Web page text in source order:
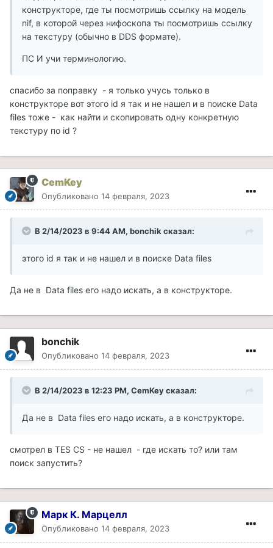
конструкторе, где ты посмотришь ссылку на модель
nif, в которой через нифоскопа ты посмотришь ссылку
на текстуру (обычно в DDS формате).
ПС И учи терминологию.
спасибо за поправку - я только учусь только в
конструкторе вот этого id я так и не нашел и в поиске Data
files тоже - как найти и скопировать одну конкретную
текстуру по id ?
CemKey
Опубликовано 14 февраля, 2023
В 2/14/2023 в 9:44 AM, bonchik сказал:
этого id я так и не нашел и в поиске Data files
Да не в Data files его надо искать, а в конструкторе.
bonchik
Опубликовано 14 февраля, 2023
В 2/14/2023 в 12:23 PM, CemKeyсказал:
Да не в Data files его надо искать, а в конструкторе.
смотрел в TES CS - не нашел - где искать то? или там
поиск запустить?
Марк К. Марцелл
Опубликовано 14 февраля, 2023